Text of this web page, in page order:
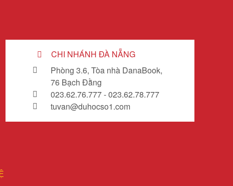
CHI NHÁNH ĐÀ NẴNG
Phòng 3.6, Tòa nhà DanaBook,
76 Bạch Đằng
023.62.76.777 - 023.62.78.777
tuvan@duhocso1.com